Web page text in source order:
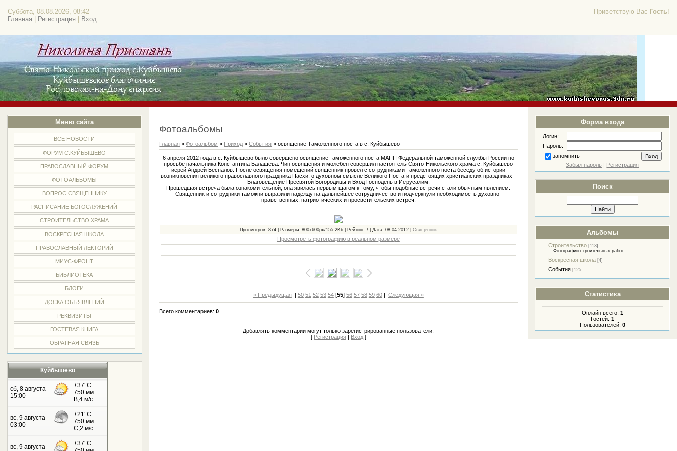
Приветствую Вас Гость!
Суббота, 08.08.2026, 08:42
Главная
Регистрация Вход
Меню сайта
ВСЕ НОВОСТИ
ФОРУМ С.КУЙБЫШЕВО
ПРАВОСЛАВНЫЙ ФОРУМ
ФОТОАЛЬБОМЫ
ВОПРОС СВЯЩЕННИКУ
РАСПИСАНИЕ БОГОСЛУЖЕНИЙ
СТРОИТЕЛЬСТВО ХРАМА
ВОСКРЕСНАЯ ШКОЛА
ПРАВОСЛАВНЫЙ ЛЕКТОРИЙ
МИУС-ФРОНТ
БИБЛИОТЕКА
БЛОГИ
ДОСКА ОБЪЯВЛЕНИЙ
РЕКВИЗИТЫ
ГОСТЕВАЯ КНИГА
ОБРАТНАЯ СВЯЗЬ
Куйбышево
Форма входа
Логин:
Пароль:
запомнить
Забыл пароль | Регистрация
Поиск
Альбомы
Строительство [113]
Фотографии строительных работ
Воскресная школа [4]
События [125]
Статистика
Онлайн всего:1
Гостей:1
Пользователей:0
Фотоальбомы
Главная »Фотоальбом » Приход »События » освящение Таможенного поста в с. Куйбышево
6 апреля 2012 года в с. Куйбышево было совершено освящение таможенного поста МАПП Федеральной таможенной службы России по
просьбе начальника Константина Балашева. Чин освящения и молебен совершил настоятель Свято-Никольского храма с. Куйбышево
иерей Андрей Беспалов. После освящения помещений священник провел с сотрудниками таможенного поста беседу об истории
возникновения великого православного праздника Пасхи, о духовном смысле Великого Поста и предстоящих христианских праздниках -
Благовещение Пресвятой Богородицы и Вход Господень в Иерусалим.
Прошедшая встреча была ознакомительной, она явилась первым шагом к тому, чтобы подобные встречи стали обычным явлением.
Священник и сотрудники таможни выразили надежду на дальнейшее сотрудничество и подчеркнули необходимость духовно-
нравственных, патриотических и просветительских встреч.
Просмотров: 874 | Размеры: 800x600px/155.2Kb | Рейтинг: / | Дата: 08.04.2012 |Священник
Просмотреть фотографию в реальном размере
« Предыдущая | 50 51 52 53 54[55] 56 57 58 59 60| Следующая »
Всего комментариев:0
Добавлять комментарии могут только зарегистрированные пользователи.
[ Регистрация Вход]